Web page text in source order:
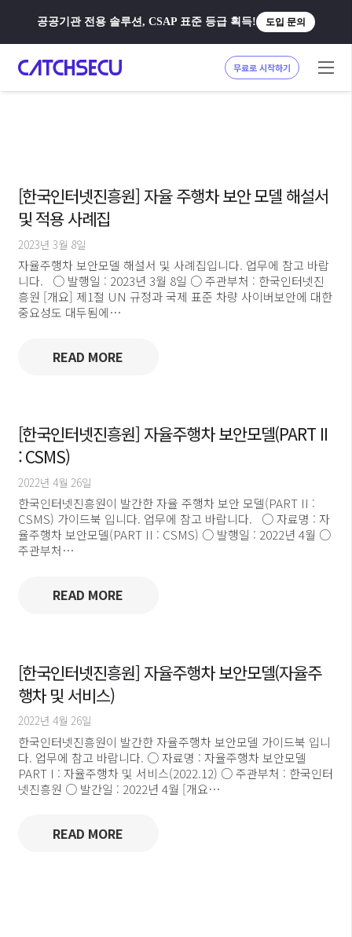
공공기관 전용 솔루션, CSAP 표준 등급 획득! 도입 문의
무료로 시작하기
[한국인터넷진흥원] 자율 주행차 보안 모델 해설서
및 적용 사례집
2023년 3월 8일
자율주행차 보안모델 해설서 및 사례집입니다. 업무에 참고 바랍
니다. ○ 발행일 : 2023년 3월 8일 ○ 주관부처 : 한국인터넷진
흥원 [개요] 제1절 UN 규정과 국제 표준 차량 사이버보안에 대한
중요성도 대두됨에…
READ MORE
[한국인터넷진흥원] 자율주행차 보안모델(PART II
: CSMS)
2022년 4월 26일
한국인터넷진흥원이 발간한 자율 주행차 보안 모델(PART II :
CSMS) 가이드북 입니다. 업무에 참고 바랍니다. ○ 자료명 : 자
율주행차 보안모델(PART II : CSMS) ○ 발행일 : 2022년 4월 ○
주관부처…
READ MORE
[한국인터넷진흥원] 자율주행차 보안모델(자율주
행차 및 서비스)
2022년 4월 26일
한국인터넷진흥원이 발간한 자율주행차 보안모델 가이드북 입니
다. 업무에 참고 바랍니다. ○ 자료명 : 자율주행차 보안모델
PART I : 자율주행차 및 서비스(2022.12) ○ 주관부처 : 한국인터
넷진흥원 ○ 발간일 : 2022년 4월 [개요…
READ MORE